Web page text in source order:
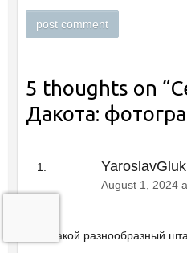
5 thoughts on “
Дакота:
August 1, 2024
Какой разнообразный